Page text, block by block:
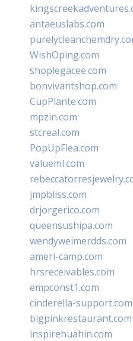
antaeuslabs.com
WishOping.com
shoplegacee.com
bonvivantshop.com
CupPlante.com
mpzin.com
stcreal.com
PopUpFlea.com
valueml.com
jmpbliss.com
drjorgerico.com
queensushipa.com
wendyweimerdds.com
ameri-camp.com
hrsreceivables.com
empconst1.com
cinderella-support.com
bigpinkrestaurant.com
inspirehuahin.com